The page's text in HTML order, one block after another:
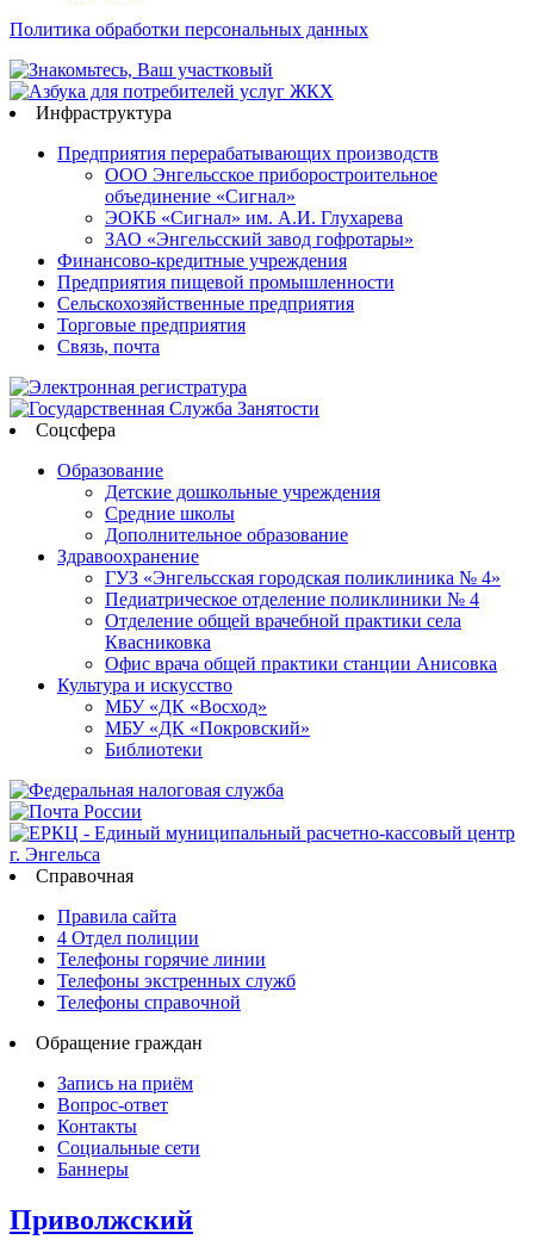
Политика обработки персональных данных
Инфраструктура
Предприятия перерабатывающих производств
ООО Энгельсское приборостроительное
объединение «Сигнал»
ЭОКБ «Сигнал» им. А.И. Глухарева
ЗАО «Энгельсский завод гофротары»
Финансово-кредитные учреждения
Предприятия пищевой промышленности
Сельскохозяйственные предприятия
Торговые предприятия
Связь, почта
Соцсфера
Образование
Детские дошкольные учреждения
Средние школы
Дополнительное образование
Здравоохранение
ГУЗ «Энгельсская городская поликлиника № 4»
Педиатрическое отделение поликлиники № 4
Отделение общей врачебной практики села
Квасниковка
Офис врача общей практики станции Анисовка
Культура и искусство
МБУ «ДК «Восход»
МБУ «ДК «Покровский»
Библиотеки
Справочная
Правила сайта
4 Отдел полиции
Телефоны горячие линии
Телефоны экстренных служб
Телефоны справочной
Обращение граждан
Запись на приём
Вопрос-ответ
Контакты
Социальные сети
Баннеры
Приволжский